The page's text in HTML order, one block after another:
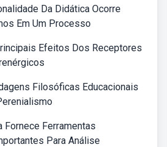
Da Didática Ocorre
Em Um Processo
Efeitos Dos Receptores
Filosóficas Educacionais
Fornece Ferramentas
Para Análise